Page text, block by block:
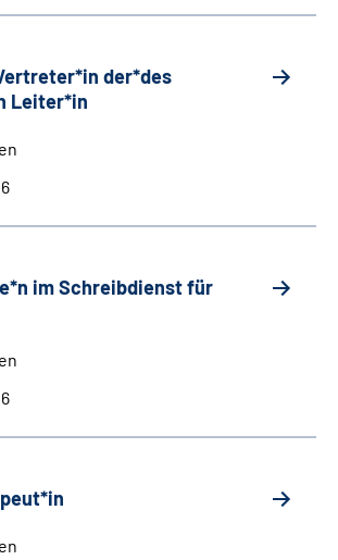
der*des
Leiter*in
im Schreibdienst für